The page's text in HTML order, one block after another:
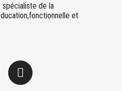
spécialiste de la
et